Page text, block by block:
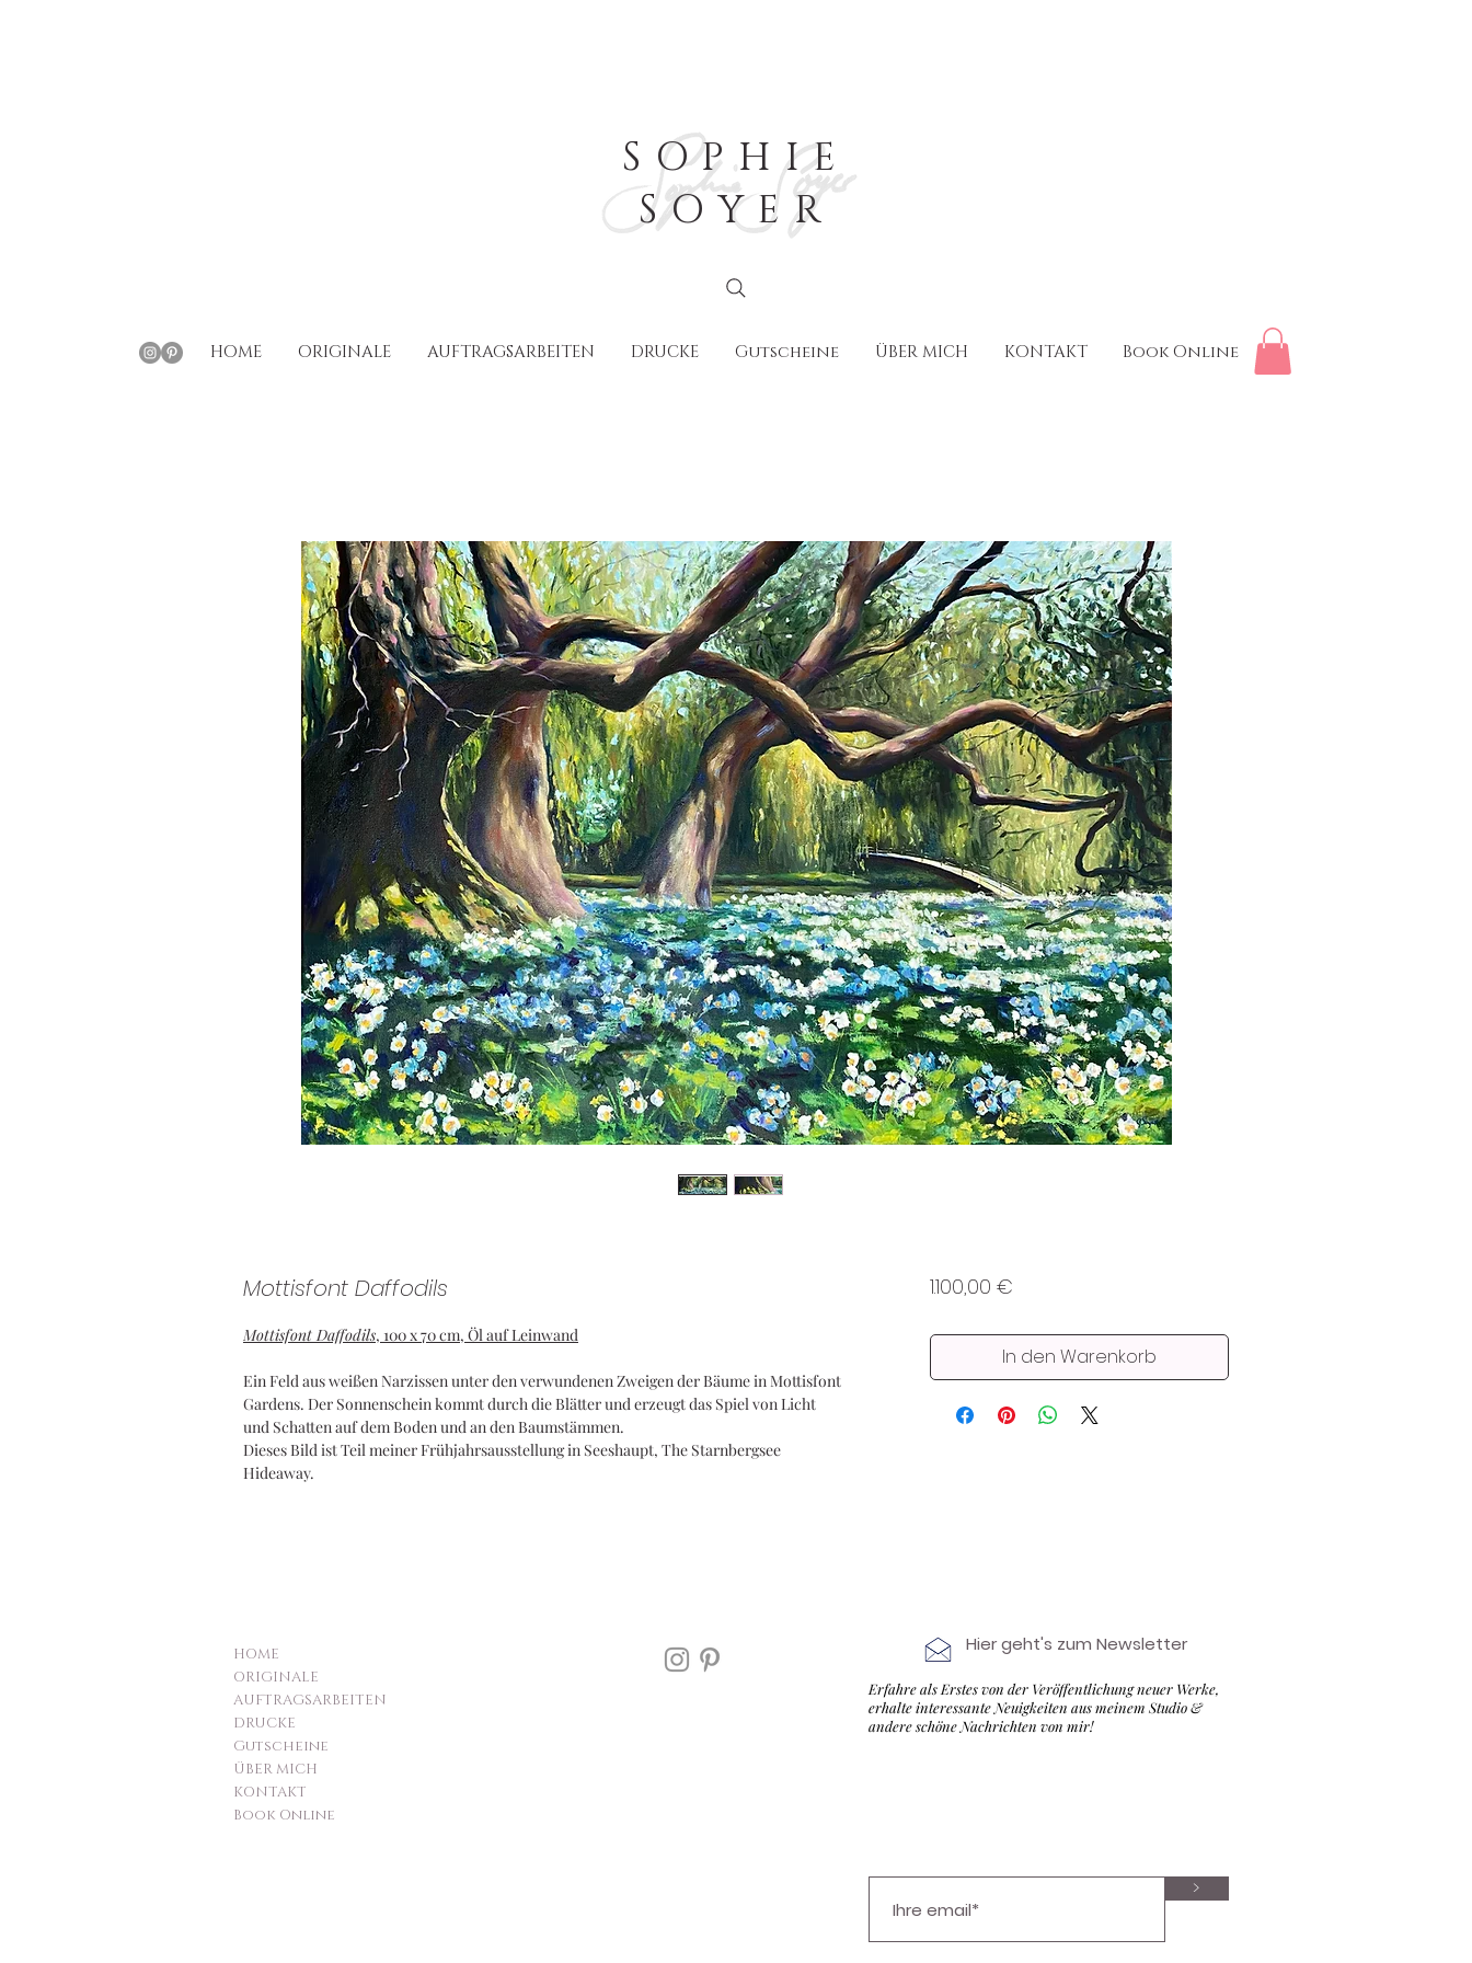
SOPHIE
SOYER
HOME ORIGINALE AUFTRAGSARBEITEN DRUCKE Gutscheine ÜBER MICH KONTAKT Book Online
Mottisfont Daffodils
Mottisfont Daffodils, 100 x 70 cm, Öl auf Leinwand
Ein Feld aus weißen Narzissen unter den verwundenen Zweigen der Bäume in Mottisfont
Gardens. Der Sonnenschein kommt durch die Blätter und erzeugt das Spiel von Licht
und Schatten auf dem Boden und an den Baumstämmen.
Dieses Bild ist Teil meiner Frühjahrsausstellung in Seeshaupt, The Starnbergsee
Hideaway.
1.100,00 €Preis
In den Warenkorb
HOME
ORIGINALE
AUFTRAGSARBEITEN
DRUCKE
Gutscheine
ÜBER MICH
KONTAKT
Book Online
Hier geht's zum Newsletter
Erfahre als Erstes von der Veröffentlichung neuer Werke,
erhalte interessante Neuigkeiten aus meinem Studio &
andere schöne Nachrichten von mir!
>